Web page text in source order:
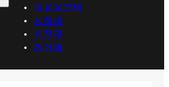
섬유유연제
세척제
세정제
제거제